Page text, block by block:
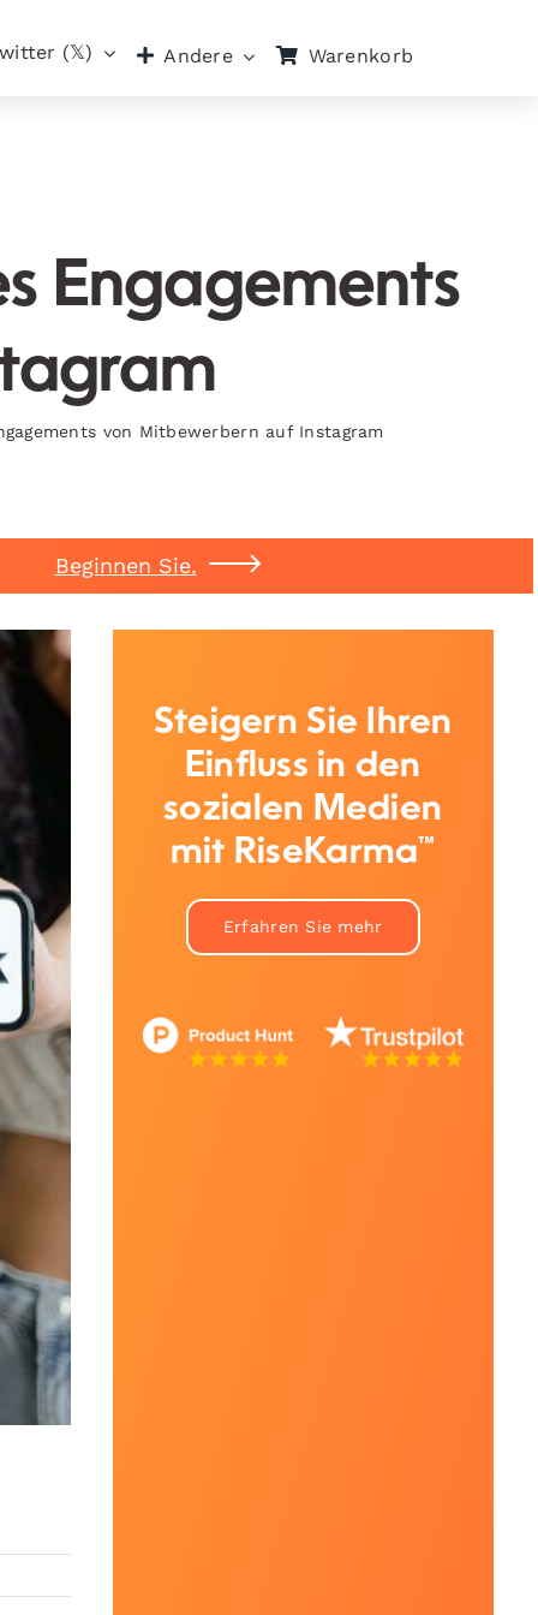
(𝕏) Andere Warenkorb
Engagements
von Mitbewerbern auf Instagram
Beginnen Sie.
Steigern Sie Ihren
Einfluss in den
sozialen Medien
mit RiseKarma™
Erfahren Sie mehr